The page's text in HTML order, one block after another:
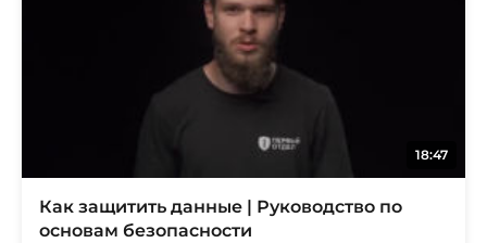
18:47
Как защитить данные | Руководство по
основам безопасности